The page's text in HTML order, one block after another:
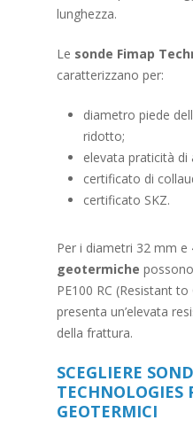
lunghezza.
Le sonde Fimap
caratterizzano per:
diametro piede
ridotto;
elevata praticità di
certificato di
certificato SKZ.
Per i diametri 32 mm e
geotermiche
PE100 RC (Resistant
presenta un’elevata
della frattura.
SCEGLIERE
TECHNOLOGIES
GEOTERMICI